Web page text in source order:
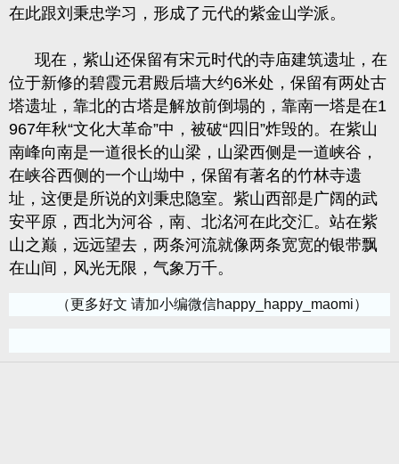
在此跟刘秉忠学习，形成了元代的紫金山学派。
现在，紫山还保留有宋元时代的寺庙建筑遗址，在
位于新修的碧霞元君殿后墙大约6米处，保留有两处古
塔遗址，靠北的古塔是解放前倒塌的，靠南一塔是在1
967年秋“文化大革命”中，被破“四旧”炸毁的。在紫山
南峰向南是一道很长的山梁，山梁西侧是一道峡谷，
在峡谷西侧的一个山坳中，保留有著名的竹林寺遗
址，这便是所说的刘秉忠隐室。紫山西部是广阔的武
安平原，西北为河谷，南、北洺河在此交汇。站在紫
山之巅，远远望去，两条河流就像两条宽宽的银带飘
在山间，风光无限，气象万千。
（更多好文 请加小编微信happy_happy_maomi）